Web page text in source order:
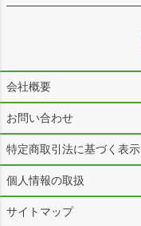
会社概要
お問い合わせ
特定商取引法に基づく表示
個人情報の取扱
サイトマップ